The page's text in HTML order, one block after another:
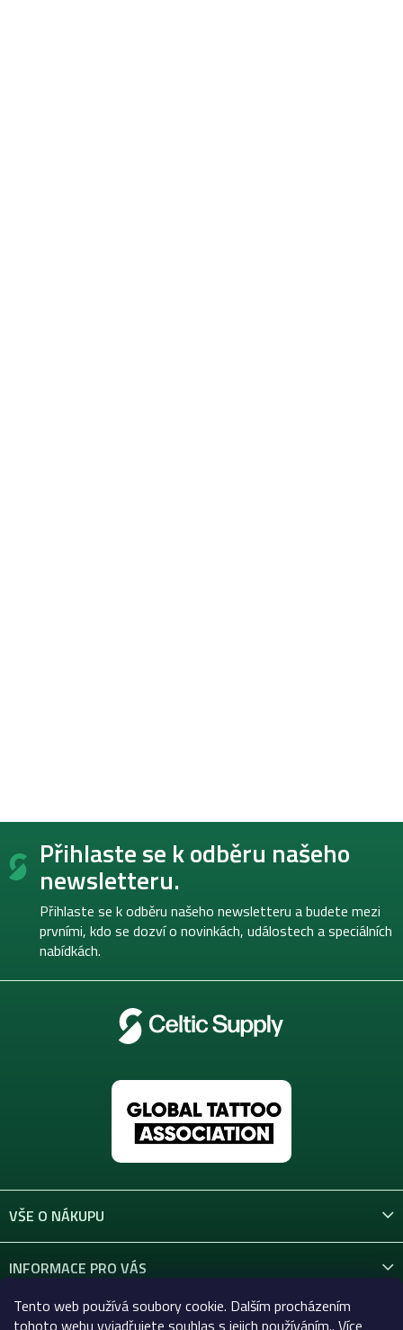
Tento web používá soubory cookie. Dalším procházením
tohoto webu vyjadřujete souhlas s jejich používáním.. Více
Z
Přihlaste se k odběru našeho
newsletteru.
Přihlaste se k odběru našeho newsletteru a budete mezi
prvními, kdo se dozví o novinkách, událostech a speciálních
nabídkách.
VŠE O NÁKUPU
INFORMACE PRO VÁS
KONTAKT